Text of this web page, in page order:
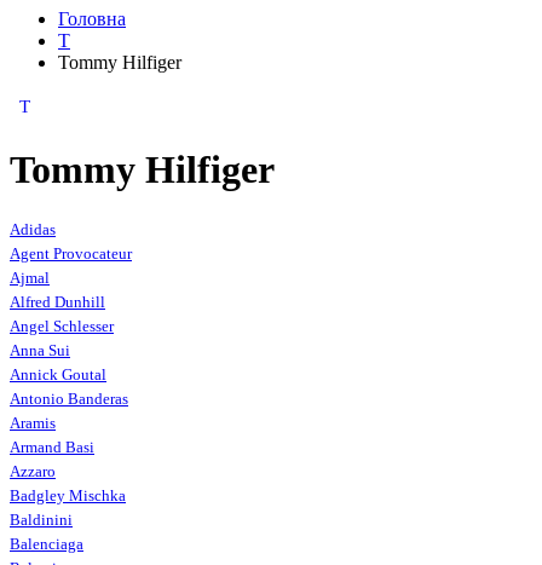
Головна
T
Tommy Hilfiger
T
Tommy Hilfiger
Adidas
Agent Provocateur
Ajmal
Alfred Dunhill
Angel Schlesser
Anna Sui
Annick Goutal
Antonio Banderas
Aramis
Armand Basi
Azzaro
Badgley Mischka
Baldinini
Balenciaga